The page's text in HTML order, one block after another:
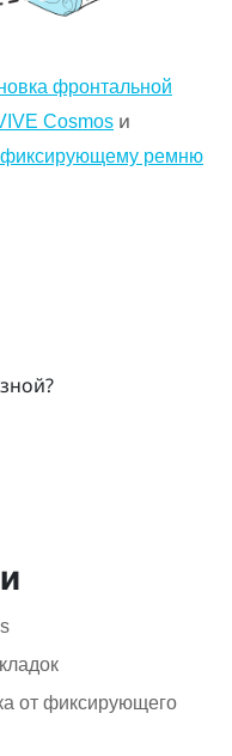
фронтальной
Cosmos и
фиксирующему ремню
от фиксирующего